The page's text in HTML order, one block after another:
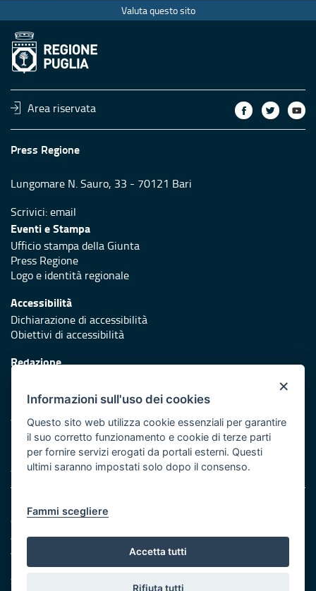
Valuta questo sito
Area riservata
Press Regione
Lungomare N. Sauro, 33 - 70121 Bari
Scrivici:email
Eventi e Stampa
Ufficio stampa della Giunta
Press Regione
Logo e identità regionale
Accessibilità
Dichiarazione di accessibilità
Obiettivi di accessibilità
Redazione
Protezione civile
Vai al sito di Protezione Civile Puglia
Iniziativa finanziata con risorse del POR Puglia 2014/2020 -
Asse XI
Note legali
Cookie e privacy
Amministrazione trasparente
Atti di notifica
Feed RSS
Servizi Intranet
×
Informazioni sull'uso dei cookies
Questo sito web utilizza cookie essenziali per garantire
il suo corretto funzionamento e cookie di terze parti
per fornire servizi erogati da portali esterni. Questi
ultimi saranno impostati solo dopo il consenso.
Fammi scegliere
Accetta tutti
Rifiuta tutti